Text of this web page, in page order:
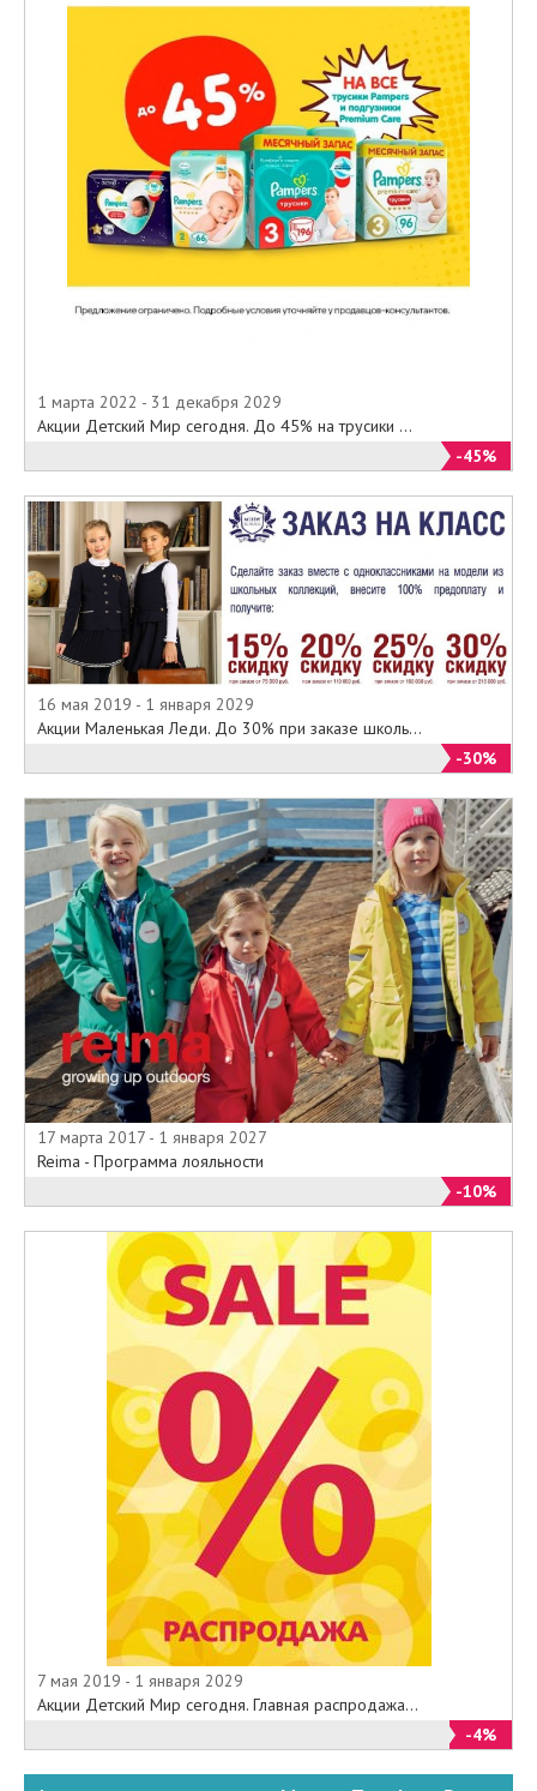
1 марта 2022 - 31 декабря 2029
Акции Детский Мир сегодня. До 45% на трусики ...
-45%
16 мая 2019 - 1 января 2029
Акции Маленькая Леди. До 30% при заказе школь...
-30%
17 марта 2017 - 1 января 2027
Reima - Программа лояльности
-10%
7 мая 2019 - 1 января 2029
Акции Детский Мир сегодня. Главная распродажа...
-4%